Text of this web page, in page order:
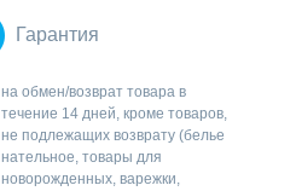
Гарантия
на обмен/возврат товара в
течение 14 дней, кроме товаров,
не подлежащих возврату (белье
нательное, товары для
новорожденных, варежки,